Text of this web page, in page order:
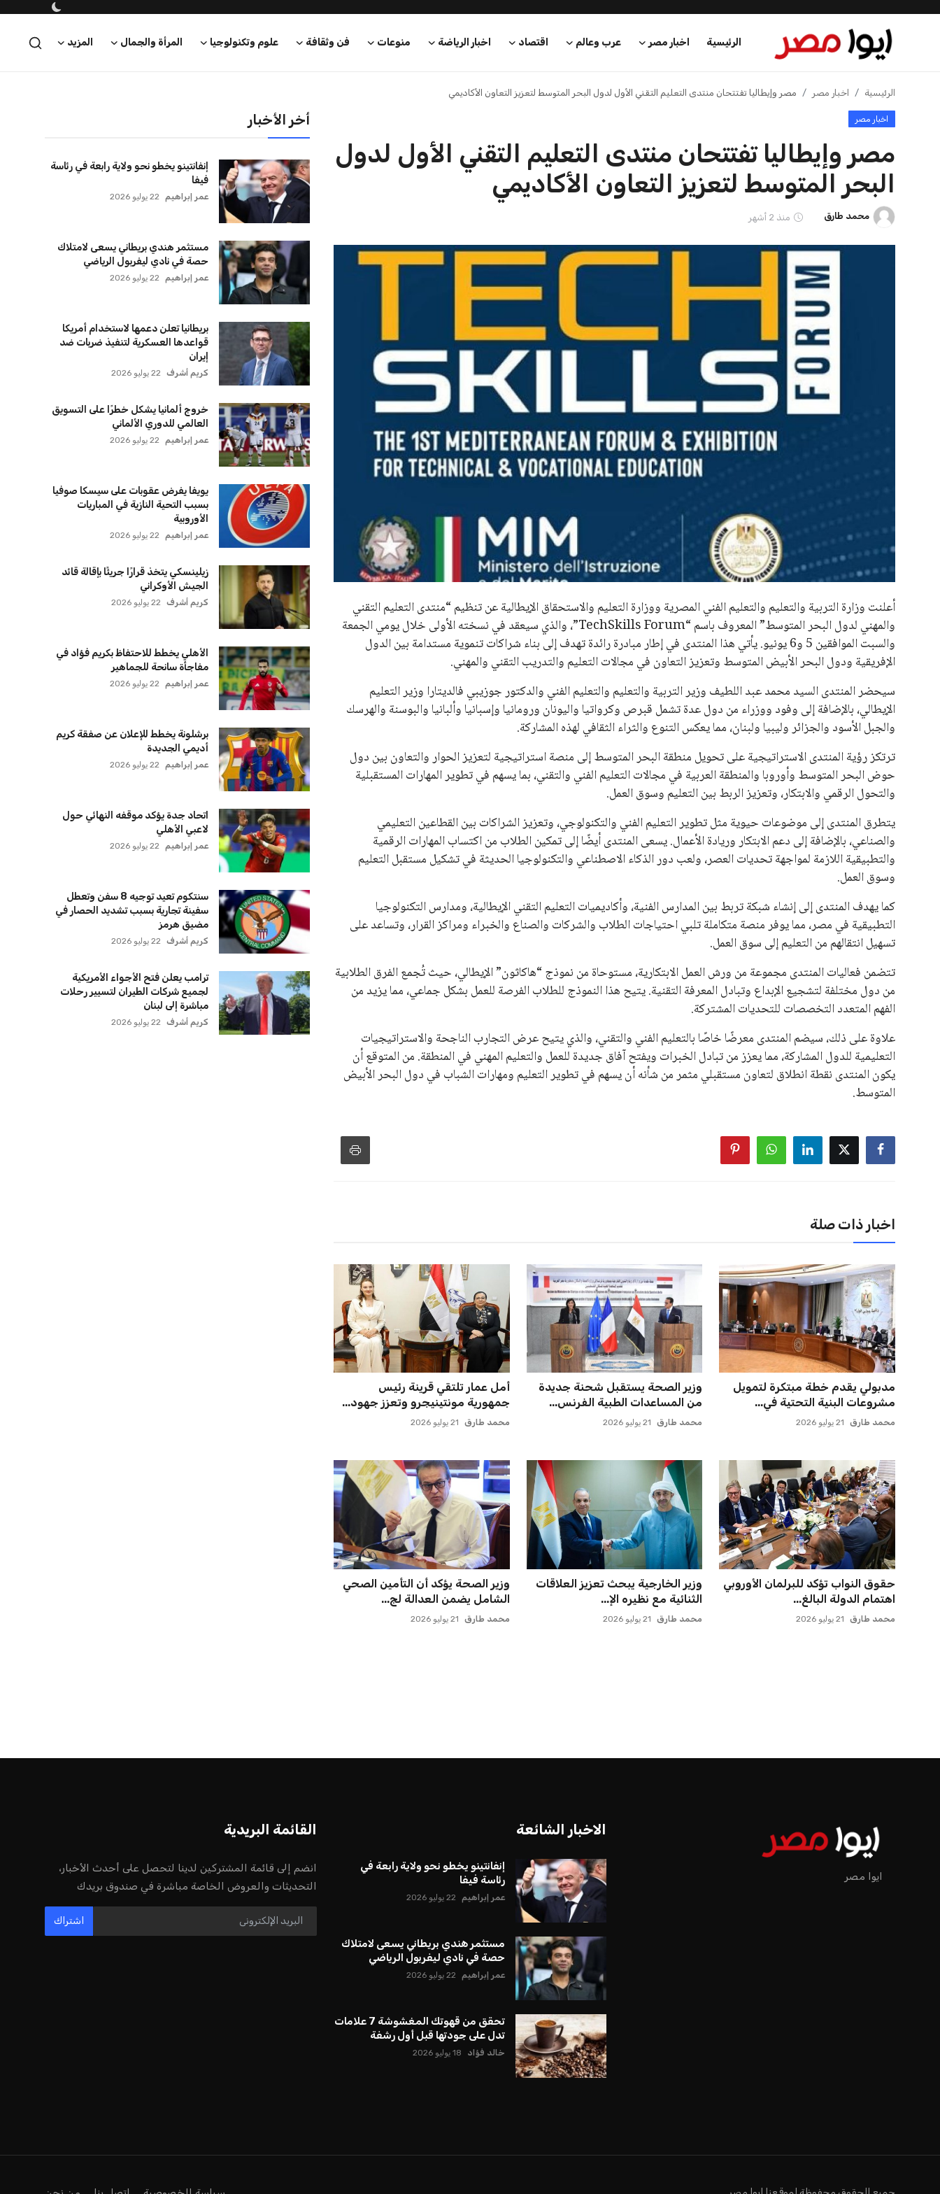
الرئيسية اخبار مصر عرب وعالم اقتصاد اخبار الرياضة منوعات فن وثقافة علوم وتكنولوجيا المرأة والجمال المزيد
الرئيسية
اخبار مصر
عرب وعالم
اخبار الرياضة
الرئيسية اخبار مصر مصر وإيطاليا تفتتحان منتدى التعليم التقني الأول لدول البحر المتوسط لتعزيز التعاون الأكاديمي
اخبار مصر
مصر وإيطاليا تفتتحان منتدى التعليم التقني الأول لدول
البحر المتوسط لتعزيز التعاون الأكاديمي
محمد طارق منذ 2 أشهر
أعلنت وزارة التربية والتعليم والتعليم الفني المصرية ووزارة التعليم والاستحقاق الإيطالية عن تنظيم “منتدى التعليم التقني
والمهني لدول البحر المتوسط” المعروف باسم “TechSkills Forum”، والذي سيعقد في نسخته الأولى خلال يومي الجمعة
والسبت الموافقين 5 و6 يونيو. يأتي هذا المنتدى في إطار مبادرة رائدة تهدف إلى بناء شراكات تنموية مستدامة بين الدول
الإفريقية ودول البحر الأبيض المتوسط وتعزيز التعاون في مجالات التعليم والتدريب التقني والمهني.
سيحضر المنتدى السيد محمد عبد اللطيف وزير التربية والتعليم والتعليم الفني والدكتور جوزيبي فالديتارا وزير التعليم
الإيطالي، بالإضافة إلى وفود ووزراء من دول عدة تشمل قبرص وكرواتيا واليونان ورومانيا وإسبانيا وألبانيا والبوسنة والهرسك
والجبل الأسود والجزائر وليبيا ولبنان، مما يعكس التنوع والثراء الثقافي لهذه المشاركة.
ترتكز رؤية المنتدى الاستراتيجية على تحويل منطقة البحر المتوسط إلى منصة استراتيجية لتعزيز الحوار والتعاون بين دول
حوض البحر المتوسط وأوروبا والمنطقة العربية في مجالات التعليم الفني والتقني، بما يسهم في تطوير المهارات المستقبلية
والتحول الرقمي والابتكار، وتعزيز الربط بين التعليم وسوق العمل.
يتطرق المنتدى إلى موضوعات حيوية مثل تطوير التعليم الفني والتكنولوجي، وتعزيز الشراكات بين القطاعين التعليمي
والصناعي، بالإضافة إلى دعم الابتكار وريادة الأعمال. يسعى المنتدى أيضًا إلى تمكين الطلاب من اكتساب المهارات الرقمية
والتطبيقية اللازمة لمواجهة تحديات العصر، ولعب دور الذكاء الاصطناعي والتكنولوجيا الحديثة في تشكيل مستقبل التعليم
وسوق العمل.
كما يهدف المنتدى إلى إنشاء شبكة تربط بين المدارس الفنية، وأكاديميات التعليم التقني الإيطالية، ومدارس التكنولوجيا
التطبيقية في مصر، مما يوفر منصة متكاملة تلبي احتياجات الطلاب والشركات والصناع والخبراء ومراكز القرار، وتساعد على
تسهيل انتقالهم من التعليم إلى سوق العمل.
تتضمن فعاليات المنتدى مجموعة من ورش العمل الابتكارية، مستوحاة من نموذج “هاكاثون” الإيطالي، حيث تُجمع الفرق الطلابية
من دول مختلفة لتشجيع الإبداع وتبادل المعرفة التقنية. يتيح هذا النموذج للطلاب الفرصة للعمل بشكل جماعي، مما يزيد من
الفهم المتعدد التخصصات للتحديات المشتركة.
علاوة على ذلك، سيضم المنتدى معرضًا خاصًا بالتعليم الفني والتقني، والذي يتيح عرض التجارب الناجحة والاستراتيجيات
التعليمية للدول المشاركة، مما يعزز من تبادل الخبرات ويفتح آفاق جديدة للعمل والتعليم المهني في المنطقة. من المتوقع أن
يكون المنتدى نقطة انطلاق لتعاون مستقبلي مثمر من شأنه أن يسهم في تطوير التعليم ومهارات الشباب في دول البحر الأبيض
المتوسط.
اخبار ذات صلة
مدبولي يقدم خطة مبتكرة لتمويل
مشروعات البنية التحتية في...
محمد طارق 21 يوليو 2026
وزير الصحة يستقبل شحنة جديدة
من المساعدات الطبية الفرنس...
محمد طارق 21 يوليو 2026
أمل عمار تلتقي قرينة رئيس
جمهورية مونتينيجرو وتعزز جهود...
محمد طارق 21 يوليو 2026
حقوق النواب تؤكد للبرلمان الأوروبي
اهتمام الدولة البالغ...
محمد طارق 21 يوليو 2026
وزير الخارجية يبحث تعزيز العلاقات
الثنائية مع نظيره الإ...
محمد طارق 21 يوليو 2026
وزير الصحة يؤكد أن التأمين الصحي
الشامل يضمن العدالة لج...
محمد طارق 21 يوليو 2026
أخر الأخبار
إنفانتينو يخطو نحو ولاية رابعة في رئاسة
فيفا
عمر إبراهيم 22 يوليو 2026
مستثمر هندي بريطاني يسعى لامتلاك
حصة في نادي ليفربول الرياضي
عمر إبراهيم 22 يوليو 2026
بريطانيا تعلن دعمها لاستخدام أمريكا
قواعدها العسكرية لتنفيذ ضربات ضد
إيران
كريم أشرف 22 يوليو 2026
خروج ألمانيا يشكل خطرًا على التسويق
العالمي للدوري الألماني
عمر إبراهيم 22 يوليو 2026
يويفا يفرض عقوبات على سيسكا صوفيا
بسبب التحية النازية في المباريات
الأوروبية
عمر إبراهيم 22 يوليو 2026
زيلينسكي يتخذ قرارًا جريئًا بإقالة قائد
الجيش الأوكراني
كريم أشرف 22 يوليو 2026
الأهلي يخطط للاحتفاظ بكريم فؤاد في
مفاجأة سانحة للجماهير
عمر إبراهيم 22 يوليو 2026
برشلونة يخطط للإعلان عن صفقة كريم
أديمي الجديدة
عمر إبراهيم 22 يوليو 2026
اتحاد جدة يؤكد موقفه النهائي حول
لاعبي الأهلي
عمر إبراهيم 22 يوليو 2026
سنتكوم تعيد توجيه 8 سفن وتعطل
سفينة تجارية بسبب تشديد الحصار في
مضيق هرمز
كريم أشرف 22 يوليو 2026
ترامب يعلن فتح الأجواء الأمريكية
لجميع شركات الطيران لتسيير رحلات
مباشرة إلى لبنان
كريم أشرف 22 يوليو 2026
إنفانتينو يخطو نحو ولاية رابعة في رئاسة فيفا
عمر إبراهيم
عمر إبراهيم 22 يوليو 2026
مستثمر هندي بريطاني يسعى لامتلاك
حصة في نادي ليفربول الرياضي
الأوروبية